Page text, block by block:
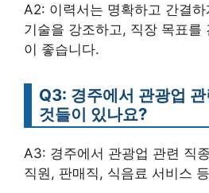
A2: 이력서는 명확하고 간결
기술을 강조하고, 직장 목표를
이 좋습니다.
Q3: 경주에서 관광업
것들이 있나요?
A3: 경주에서 관광업 관련 직
직원, 판매직, 식음료 서비스